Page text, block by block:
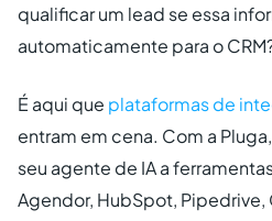
qualificar um lead se essa
automaticamente para o
É aqui que plataformas de
entram em cena. Com a
seu agente de IA a
Agendor, HubSpot,